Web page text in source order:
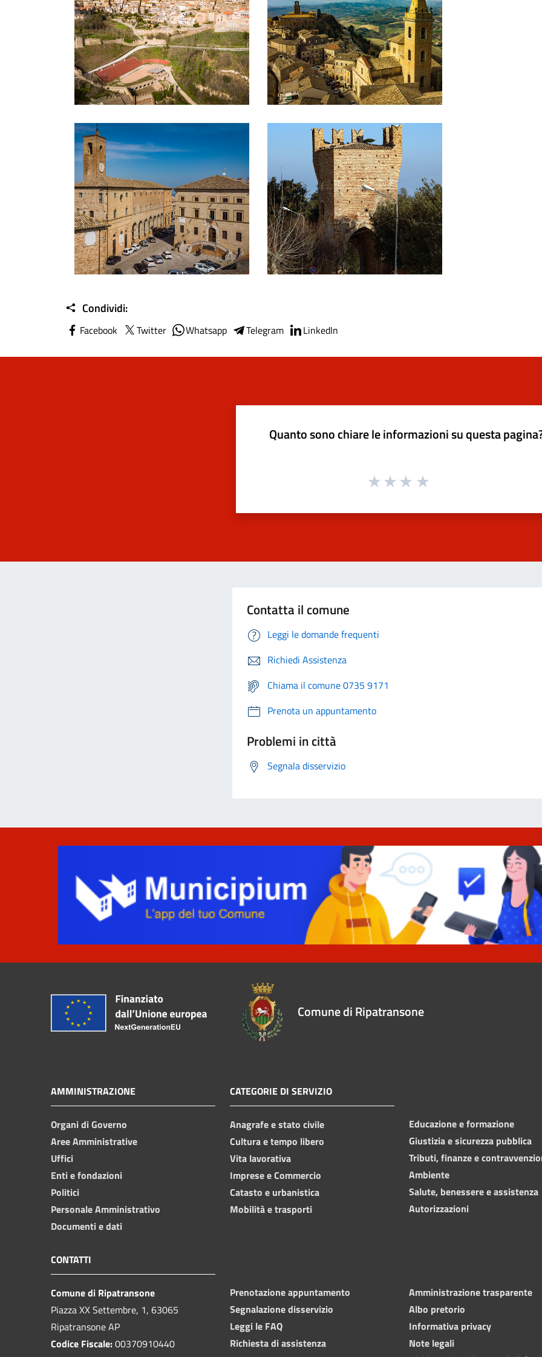
Municipio Palazzo del Podestà Porta Monte Antico
Condividi:
Facebook Twitter Whatsapp Telegram LinkedIn
Quanto sono chiare le informazioni su questa
Contatta il comune
Leggi le domande frequenti
Richiedi Assistenza
Chiama il comune 0735 9171
Prenota un appuntamento
Problemi in città
Segnala disservizio
Comune di Ripatransone
AMMINISTRAZIONE
Organi di Governo
Aree Amministrative
Uffici
Enti e fondazioni
Politici
Personale Amministrativo
Documenti e dati
CATEGORIE DI SERVIZIO
Anagrafe e stato civile
Cultura e tempo libero
Vita lavorativa
Imprese e Commercio
Catasto e urbanistica
Mobilità e trasporti
Educazione e formazione
Giustizia e sicurezza pubblica
Tributi, finanze e
Ambiente
Salute, benessere e assistenza
Autorizzazioni
CONTATTI
Comune di Ripatransone
Piazza XX Settembre, 1, 63065
Ripatransone AP
Codice Fiscale:00370910440
Prenotazione appuntamento
Segnalazione disservizio
Leggi le FAQ
Richiesta di assistenza
Amministrazione trasparente
Albo pretorio
Informativa privacy
Note legali